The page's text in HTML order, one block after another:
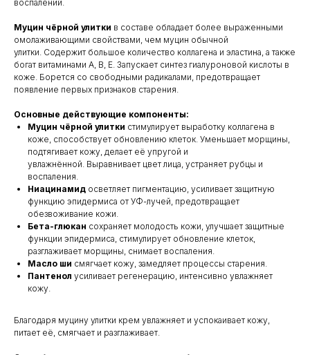
воспалений.
Муцин чёрной улитки в составе обладает более выраженными
омолаживающими свойствами, чем муцин обычной
улитки. Содержит большое количество коллагена и эластина, а также
богат витаминами А, В, Е. Запускает синтез гиалуроновой кислоты в
коже. Борется со свободными радикалами, предотвращает
появление первых признаков старения.
Основные действующие компоненты:
Муцин чёрной улитки стимулирует выработку коллагена в
коже, способствует обновлению клеток. Уменьшает морщины,
подтягивает кожу, делает её упругой и
увлажнённой. Выравнивает цвет лица, устраняет рубцы и
воспаления.
Ниацинамид осветляет пигментацию, усиливает защитную
функцию эпидермиса от УФ-лучей, предотвращает
обезвоживание кожи.
Бета-глюкан сохраняет молодость кожи, улучшает защитные
функции эпидермиса, стимулирует обновление клеток,
разглаживает морщины, снимает воспаления.
Масло ши смягчает кожу, замедляет процессы старения.
Пантенол усиливает регенерацию, интенсивно увлажняет
кожу.
Благодаря муцину улитки крем увлажняет и успокаивает кожу,
питает её, смягчает и разглаживает.